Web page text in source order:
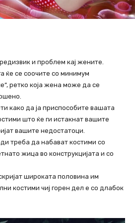
и проблем кај жените.
ќе се соочите со минимум
ретко која жена може да се
како да ја приспособите вашата
што ќе ги истакнат вашите
вашите недостатоци.
треба да набават костими со
жица во конструкцијата и со
широката половина им
костими чиј горен дел е со длабок